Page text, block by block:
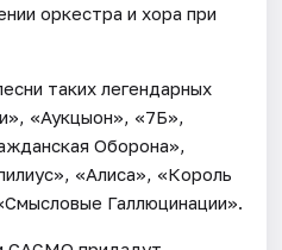
оркестра и хора при
таких легендарных
«Аукцыон», «7Б»,
Оборона»,
«Алиса», «Король
Галлюцинации».